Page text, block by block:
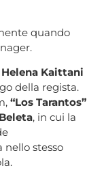
quando
Helena Kaittani
della regista.
“Los Tarantos”
, in cui la
nello stesso